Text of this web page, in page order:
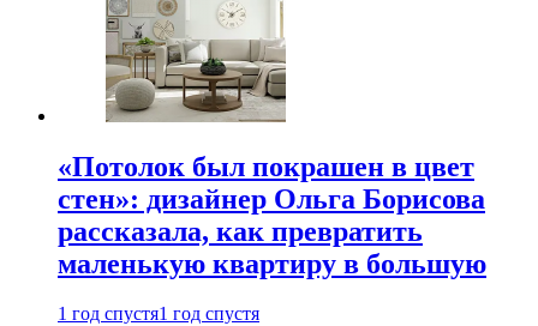
«Потолок был покрашен в цвет
стен»: дизайнер Ольга Борисова
рассказала, как превратить
маленькую квартиру в большую
1 год спустя1 год спустя